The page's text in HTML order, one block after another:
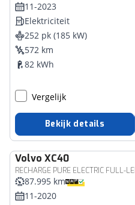
11-2023
Elektriciteit
252 pk (185 kW)
572 km
82 kWh
Vergelijk
Bekijk details
Volvo XC40
87.995 km
11-2020